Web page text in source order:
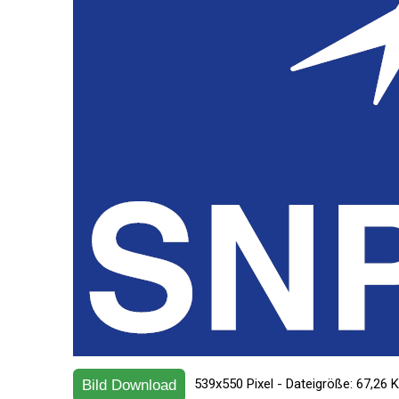
Bild Download 539x550 Pixel - Dateigröße: 67,26